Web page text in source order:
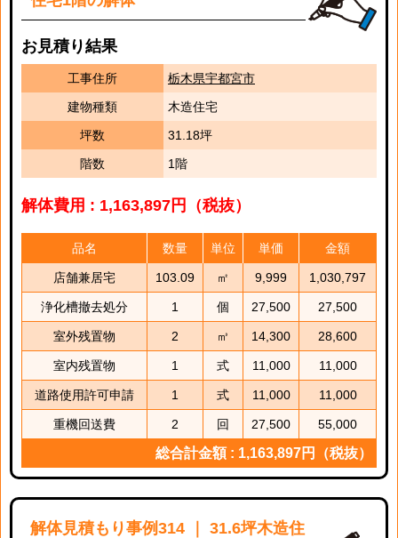
お見積り結果
工事住所
栃木県宇都宮市
建物種類
木造住宅
坪数
31.18坪
階数
1階
解体費用 : 1,163,897円（税抜）
総合計金額 : 1,163,897円（税抜）
品名 数量 単位 単価 金額
店舗兼居宅 103.09 ㎡ 9,999 1,030,797
浄化槽撤去処分 1 個 27,500 27,500
室外残置物 2 ㎥ 14,300 28,600
室内残置物 1 式 11,000 11,000
道路使用許可申請 1 式 11,000 11,000
重機回送費 2 回 27,500 55,000
解体見積もり事例314 ｜ 31.6坪木造住